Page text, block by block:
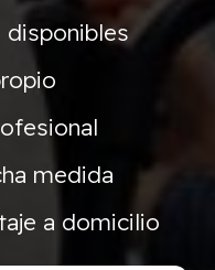
medida
a domicilio